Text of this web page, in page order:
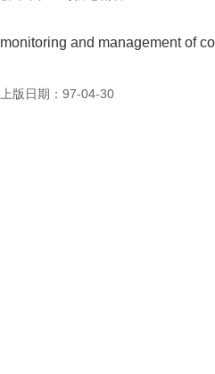
monitoring and management of
上版日期：97-04-30